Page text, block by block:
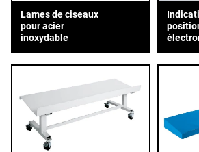
Lames de ciseaux
pour acier
inoxydable